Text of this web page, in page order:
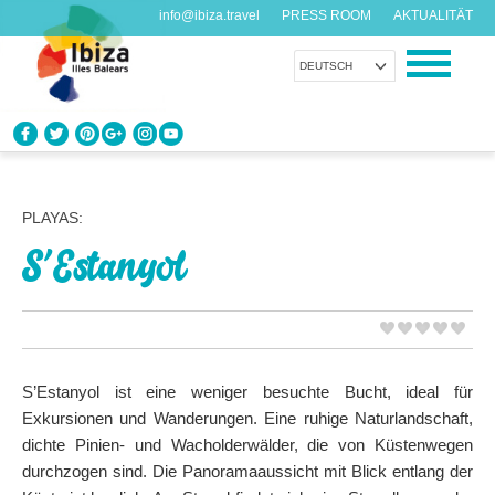
DEUTSCH
info@ibiza.travel PRESS ROOM AKTUALITÄT
GENIESSEN SIE IBIZA
Vorschläge für jeden Geschmack
AGENDA
ORGANISIEREN SIE IHRE REISE
PLAYAS:
S’Estanyol
S’Estanyol ist eine weniger besuchte Bucht, ideal für
Exkursionen und Wanderungen. Eine ruhige Naturlandschaft,
dichte Pinien- und Wacholderwälder, die von Küstenwegen
durchzogen sind. Die Panoramaaussicht mit Blick entlang der